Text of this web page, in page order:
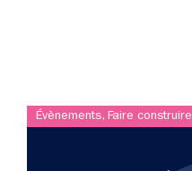
Évènements, Faire construire